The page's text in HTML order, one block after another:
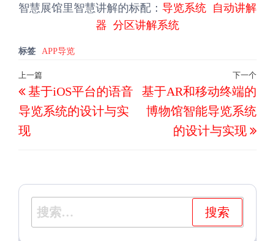
智慧展馆里智慧讲解的标配： 导览系统 自动讲解
器 分区讲解系统
标签 APP导览
文
章
导
航
上
一
篇
文
上一篇
基于iOS平台的语音
导览系统的设计与实
现
下
篇
下一个
基于AR和移动终端的
博物馆智能导览系统
的设计与实现
搜
索：